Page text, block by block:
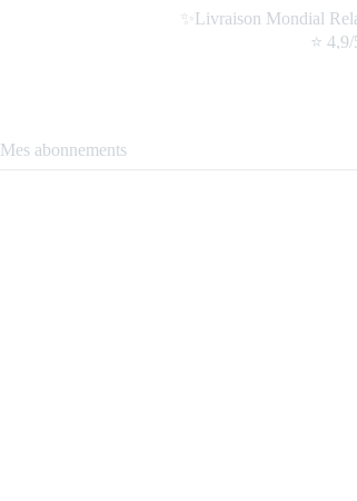
✨Livraison Mondial
⭐️
Mes abonnements